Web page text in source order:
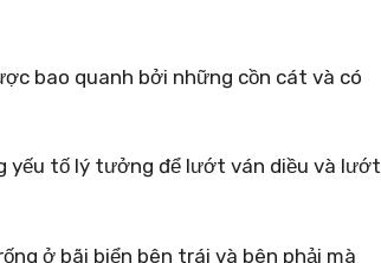
bao quanh bởi những cồn cát và có
yếu tố lý tưởng để lướt ván diều và lướt
ở bãi biển bên trái và bên phải mà